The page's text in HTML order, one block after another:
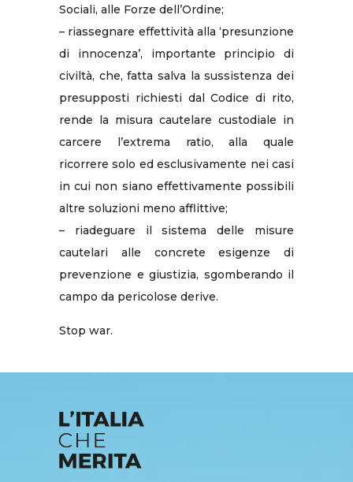
Sociali, alle Forze dell’Ordine;
– riassegnare effettività alla ‘presunzione
di innocenza’, importante principio di
civiltà, che, fatta salva la sussistenza dei
presupposti richiesti dal Codice di rito,
rende la misura cautelare custodiale in
carcere l’extrema ratio, alla quale
ricorrere solo ed esclusivamente nei casi
in cui non siano effettivamente possibili
altre soluzioni meno afflittive;
– riadeguare il sistema delle misure
cautelari alle concrete esigenze di
prevenzione e giustizia, sgomberando il
campo da pericolose derive.
Stop war.